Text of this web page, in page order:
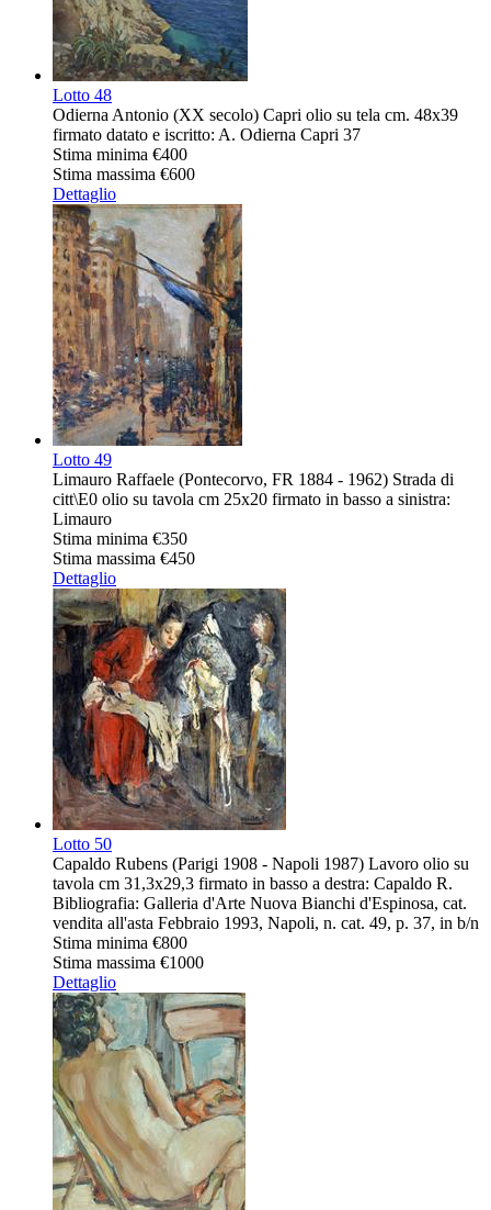
Lotto 48
Odierna Antonio (XX secolo) Capri olio su tela cm. 48x39
firmato datato e iscritto: A. Odierna Capri 37
Stima minima €400
Stima massima €600
Dettaglio
Lotto 49
Limauro Raffaele (Pontecorvo, FR 1884 - 1962) Strada di
citt\E0 olio su tavola cm 25x20 firmato in basso a sinistra:
Limauro
Stima minima €350
Stima massima €450
Dettaglio
Lotto 50
Capaldo Rubens (Parigi 1908 - Napoli 1987) Lavoro olio su
tavola cm 31,3x29,3 firmato in basso a destra: Capaldo R.
Bibliografia: Galleria d'Arte Nuova Bianchi d'Espinosa, cat.
vendita all'asta Febbraio 1993, Napoli, n. cat. 49, p. 37, in b/n
Stima minima €800
Stima massima €1000
Dettaglio